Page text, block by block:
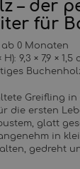
– der
für
0 Monaten
9,3 × 7,9 × 1,5
Greifling
die ersten
glatt
in
gedreht